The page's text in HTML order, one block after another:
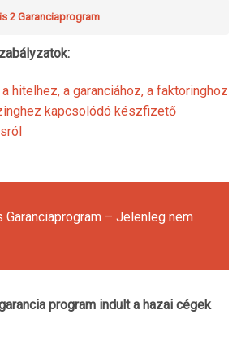
2 Garanciaprogram
hitelhez, a garanciához, a faktoringhoz
kapcsolódó készfizető
Garanciaprogram – Jelenleg nem
program indult a hazai cégek